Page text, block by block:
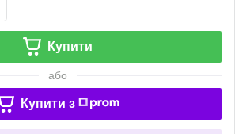
Купити
або
Купити з